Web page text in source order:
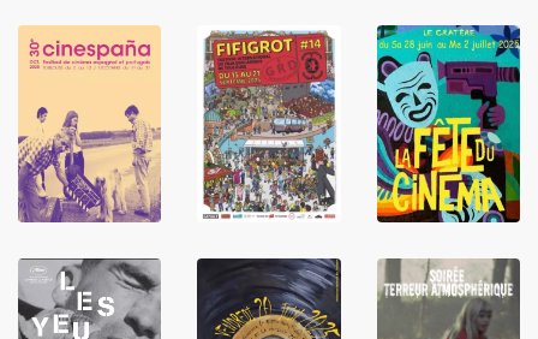
LIRE
LIRE
LIRE